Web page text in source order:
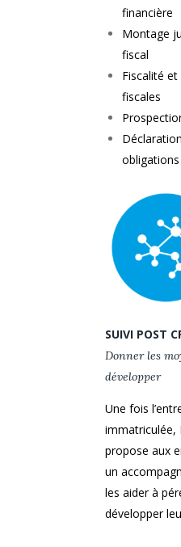
financière
Montage
fiscal
Fiscalité
fiscales
obligations
SUIVI POST
Donner les
développer
Une fois
immatriculée,
propose aux
un
les aider à
développer